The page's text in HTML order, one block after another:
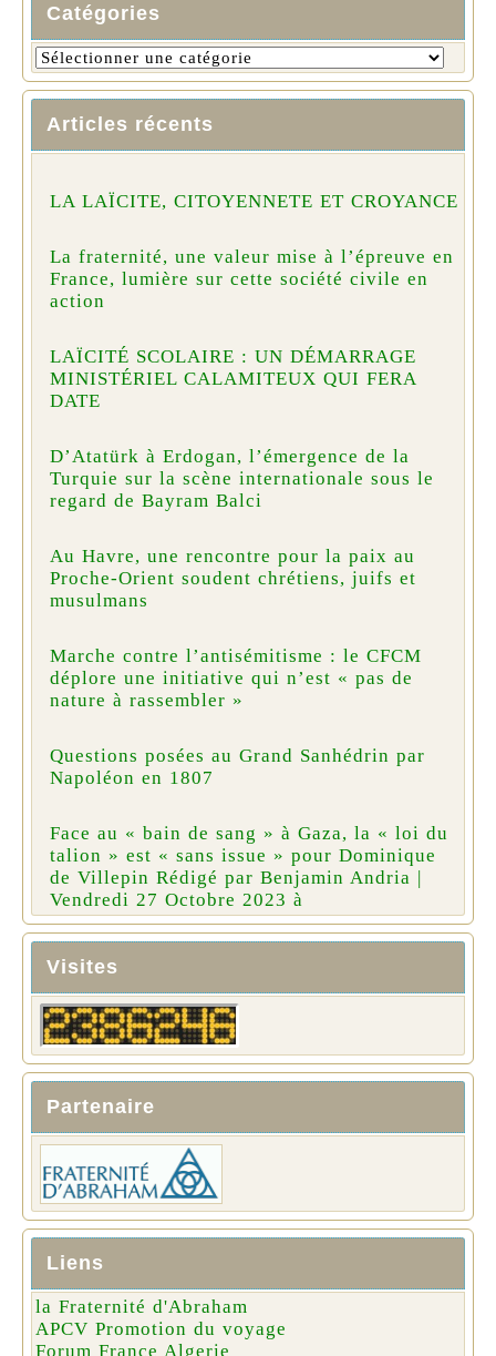
Catégories
Articles récents
LA LAÏCITE, CITOYENNETE ET CROYANCE
La fraternité, une valeur mise à l’épreuve en
France, lumière sur cette société civile en
action
LAÏCITÉ SCOLAIRE : UN DÉMARRAGE
MINISTÉRIEL CALAMITEUX QUI FERA
DATE
D’Atatürk à Erdogan, l’émergence de la
Turquie sur la scène internationale sous le
regard de Bayram Balci
Au Havre, une rencontre pour la paix au
Proche-Orient soudent chrétiens, juifs et
musulmans
Marche contre l’antisémitisme : le CFCM
déplore une initiative qui n’est « pas de
nature à rassembler »
Questions posées au Grand Sanhédrin par
Napoléon en 1807
Face au « bain de sang » à Gaza, la « loi du
talion » est « sans issue » pour Dominique
de Villepin Rédigé par Benjamin Andria |
Vendredi 27 Octobre 2023 à
Visites
Partenaire
Liens
la Fraternité d'Abraham
APCV Promotion du voyage
Forum France Algerie